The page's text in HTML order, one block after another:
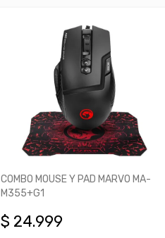
COMBO MOUSE Y PAD MARVO MA-
M355+G1
$ 24.999